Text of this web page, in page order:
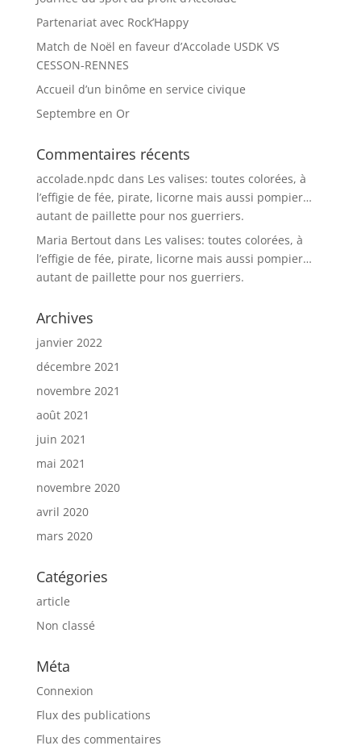
Partenariat avec Rock’Happy
Match de Noël en faveur d’Accolade USDK VS
CESSON-RENNES
Accueil d’un binôme en service civique
Septembre en Or
Commentaires récents
accolade.npdc dans Les valises: toutes colorées, à
l’effigie de fée, pirate, licorne mais aussi pompier…
autant de paillette pour nos guerriers.
Maria Bertoutdans Les valises: toutes colorées, à
l’effigie de fée, pirate, licorne mais aussi pompier…
autant de paillette pour nos guerriers.
Archives
janvier 2022
décembre 2021
novembre 2021
août 2021
juin 2021
mai 2021
novembre 2020
avril 2020
mars 2020
Catégories
article
Non classé
Méta
Connexion
Flux des publications
Flux des commentaires